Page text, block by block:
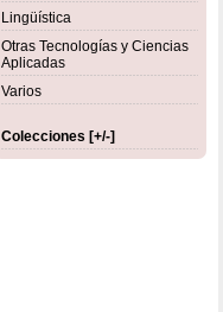
Lingüística
Otras Tecnologías y Ciencias
Aplicadas
Varios
Colecciones [+/-]